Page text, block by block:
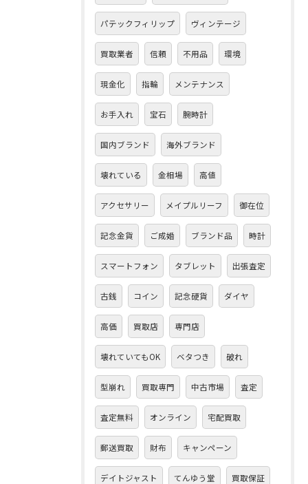
パテックフィリップ ヴィンテージ
買取業者 信頼 不用品 環境
現金化 指輪 メンテナンス
お手入れ 宝石 腕時計
国内ブランド 海外ブランド
壊れている 金相場 高値
アクセサリー メイプルリーフ 御在位
記念金貨 ご成婚 ブランド品 時計
スマートフォン タブレット 出張査定
古銭 コイン 記念硬貨 ダイヤ
高価 買取店 専門店
壊れていてもOK ベタつき 破れ
型崩れ 買取専門 中古市場 査定
査定無料 オンライン 宅配買取
郵送買取 財布 キャンペーン
デイトジャスト てんゆう堂 買取保証